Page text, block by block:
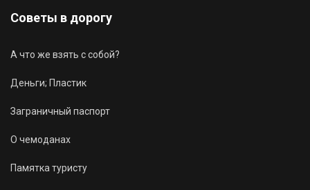
Советы в дорогу
А что же взять с собой?
Деньги; Пластик
Заграничный паспорт
О чемоданах
Памятка туристу